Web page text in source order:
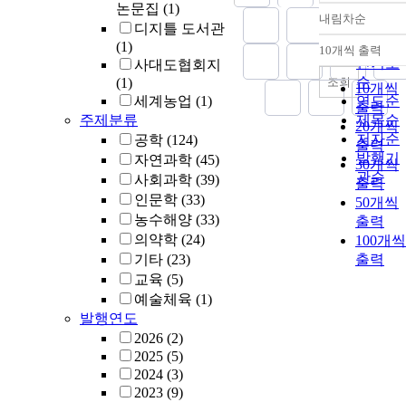
논문집 (1)
디지틀 도서관
(1)
사대도협회지
(1)
세계농업 (1)
주제분류
공학 (124)
자연과학 (45)
사회과학 (39)
인문학 (33)
농수해양 (33)
의약학 (24)
기타 (23)
교육 (5)
예술체육 (1)
발행연도
2026 (2)
2025 (5)
2024 (3)
2023 (9)
정확도
순
인기도
순
연도순
제목순
저자순
발행기
관순
내림차순
내림차
10개씩 출력
10개씩
출력
20개씩
출력
30개씩
출력
50개씩
출력
100개씩
출력
조회